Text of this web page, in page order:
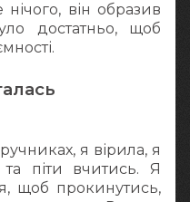
він образив
достатньо, щоб
я вірила, я
та піти вчитись. Я
щоб прокинутись,